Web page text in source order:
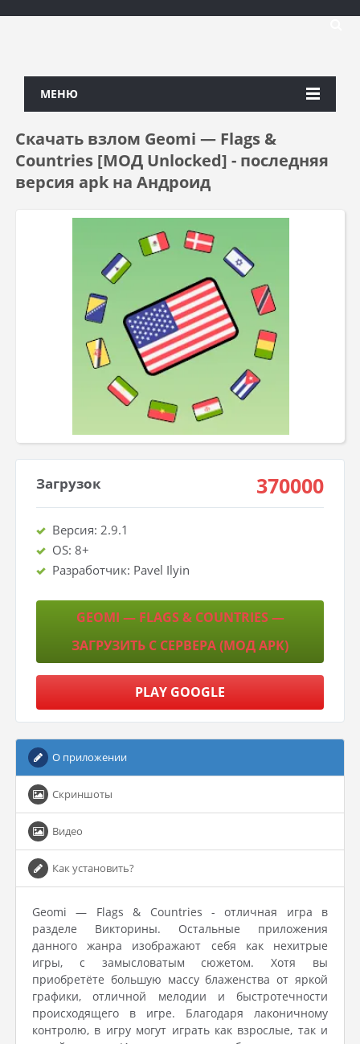
МЕНЮ
Скачать взлом Geomi — Flags &
Countries [МОД Unlocked] - последняя
версия apk на Андроид
Загрузок 370000
Версия: 2.9.1
OS: 8+
Разработчик: Pavel Ilyin
GEOMI — FLAGS & COUNTRIES —
ЗАГРУЗИТЬ С СЕРВЕРА (МОД APK)
PLAY GOOGLE
О приложении
Скриншоты
Видео
Как установить?
Geomi — Flags & Countries - отличная игра в
разделе Викторины. Остальные приложения
данного жанра изображают себя как нехитрые
игры, с замысловатым сюжетом. Хотя вы
приобретёте большую массу блаженства от яркой
графики, отличной мелодии и быстротечности
происходящего в игре. Благодаря лаконичному
контролю, в игру могут играть как взрослые, так и